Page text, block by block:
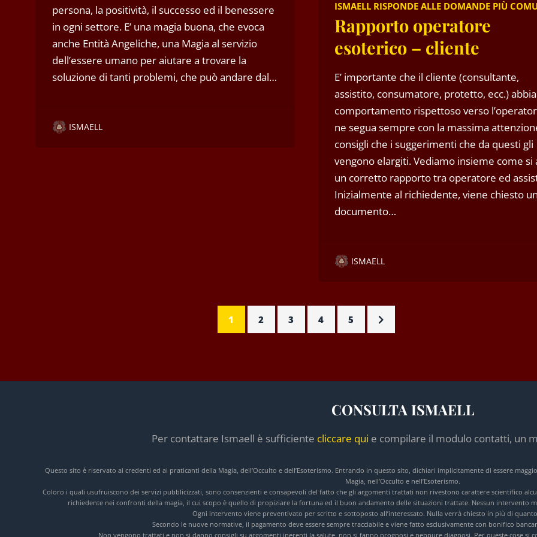
persona, la positività, il successo ed il benessere
in ogni settore. E’ una magia buona, che evoca
anche Entità Angeliche, una Magia al servizio
dell’essere umano per aiutare a trovare la
soluzione di tanti problemi, che può andare dal…
ISMAELL
ISMAELL RISPONDE ALLE DOMANDE PIÙ
Rapporto operatore
esoterico – cliente
E’ importante che il cliente (consultante,
assistito, consumatore, protetto, ecc.)
comportamento rispettoso verso
ne segua sempre con la massima
consigli che i suggerimenti che da questi gli
vengono elargiti. Vediamo insieme come si
un corretto rapporto tra operatore ed
Inizialmente al richiedente, viene chiesto un
documento…
ISMAELL
1 2 3 4 5
CONSULTA ISMAELL
Per contattare Ismaell è sufficiente cliccare qui e compilare il modulo contatti, un
Questo sito è riservato ai credenti ed ai praticanti della Magia, dell’Occulto e dell’Esoterismo. Entrando in questo sito, dichiari implicitamente di essere
Magia, nell’Occulto e nell’Esoterismo.
Coloro i quali usufruiscono dei servizi pubblicizzati, sono consenzienti e consapevoli del fatto che gli argomenti trattati non rivestono carattere scientifico
richiedente nei confronti della magia, il cui scopo è quello di propiziare la fortuna ed il buon andamento delle situazioni trattate. Nessun intervento
Ogni intervento viene preventivato per scritto e sottoposto all’interessato. Nulla verrà chiesto in più di
Secondo le nuove normative, il pagamento deve essere sempre tracciabile e viene fatto esclusivamente con bonifico
Non vengono trattati e non si danno consigli su argomenti inerenti la salute, non si fanno prognosi e neppure diagnosi. Per queste cose si